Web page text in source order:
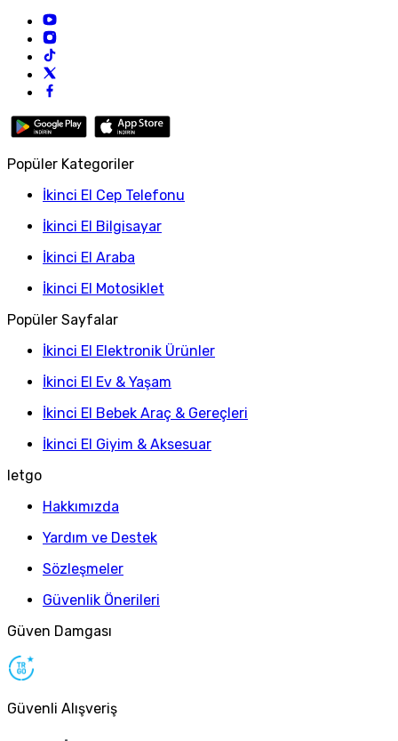
Popüler Kategoriler
İkinci El Cep Telefonu
İkinci El Bilgisayar
İkinci El Araba
İkinci El Motosiklet
Popüler Sayfalar
İkinci El Elektronik Ürünler
İkinci El Ev & Yaşam
İkinci El Bebek Araç & Gereçleri
İkinci El Giyim & Aksesuar
letgo
Hakkımızda
Yardım ve Destek
Sözleşmeler
Güvenlik Önerileri
Güven Damgası
Güvenli Alışveriş